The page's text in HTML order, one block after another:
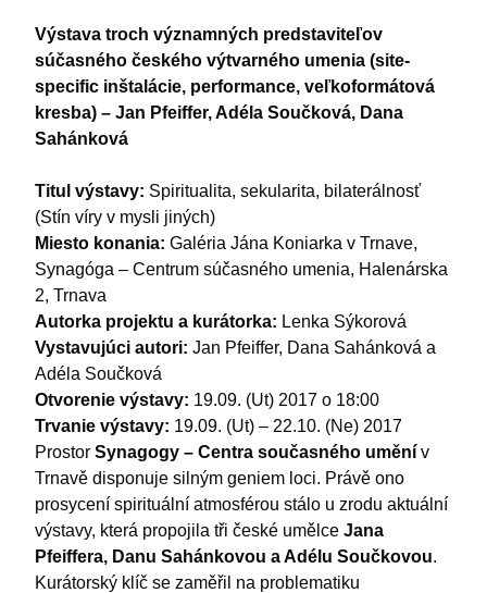
Výstava troch významných predstaviteľov
súčasného českého výtvarného umenia (site-
specific inštalácie, performance, veľkoformátová
kresba) – Jan Pfeiffer, Adéla Součková, Dana
Sahánková
Titul výstavy: Spiritualita, sekularita, bilaterálnosť
(Stín víry v mysli jiných)
Miesto konania: Galéria Jána Koniarka v Trnave,
Synagóga – Centrum súčasného umenia, Halenárska
2, Trnava
Autorka projektu a kurátorka: Lenka Sýkorová
Vystavujúci autori: Jan Pfeiffer, Dana Sahánková a
Adéla Součková
Otvorenie výstavy: 19.09. (Ut) 2017 o 18:00
Trvanie výstavy: 19.09. (Ut) – 22.10. (Ne) 2017
Prostor Synagogy – Centra současného umění v
Trnavě disponuje silným geniem loci. Právě ono
prosycení spirituální atmosférou stálo u zrodu aktuální
výstavy, která propojila tři české umělce Jana
Pfeiffera, Danu Sahánkovou a Adélu Součkovou.
Kurátorský klíč se zaměřil na problematiku